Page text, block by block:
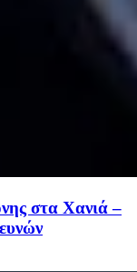
στα Χανιά –